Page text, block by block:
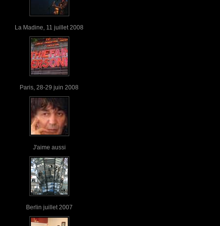
La Madine, 11 juillet 2008
Paris, 28-29 juin 2008
J'aime aussi
Berlin juillet 2007